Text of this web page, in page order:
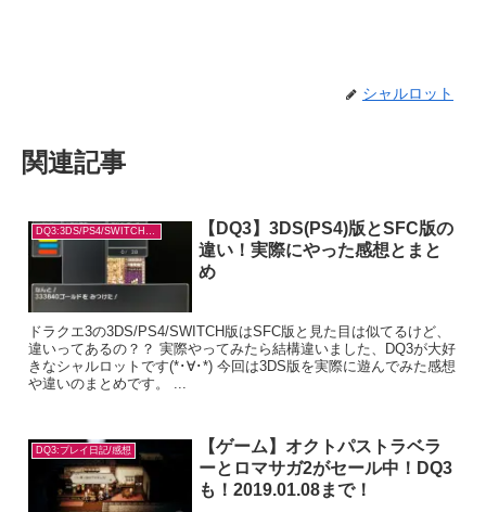
シャルロット
関連記事
DQ3:3DS/PS4/SWITCH版の違い
【DQ3】3DS(PS4)版とSFC版の
違い！実際にやった感想とまと
め
ドラクエ3の3DS/PS4/SWITCH版はSFC版と見た目は似てるけど、
違いってあるの？？ 実際やってみたら結構違いました、DQ3が大好
きなシャルロットです(*･∀･*) 今回は3DS版を実際に遊んでみた感想
や違いのまとめです。 ...
DQ3:プレイ日記/感想
【ゲーム】オクトパストラベラ
ーとロマサガ2がセール中！DQ3
も！2019.01.08まで！